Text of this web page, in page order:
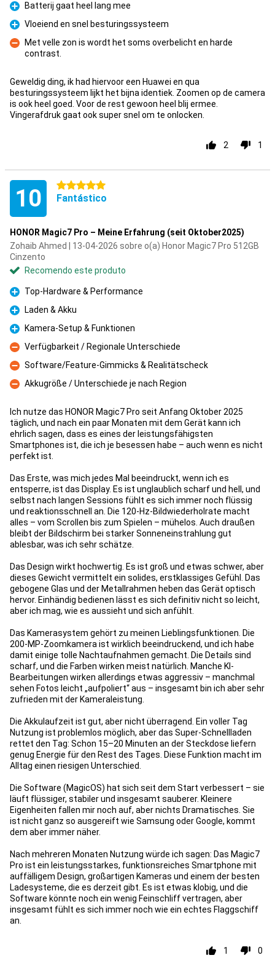
Prós
Batterij gaat heel lang mee
Prós
Vloeiend en snel besturingssysteem
Contras
Met velle zon is wordt het soms overbelicht en harde
contrast.
Geweldig ding, ik had hiervoor een Huawei en qua
besturingssysteem lijkt het bijna identiek. Zoomen op de camera
is ook heel goed. Voor de rest gewoon heel blij ermee.
Vingerafdruk gaat ook super snel om te onlocken.
2 1
10 5 estrelas
Fantástico
HONOR Magic7 Pro – Meine Erfahrung (seit Oktober2025)
Zohaib Ahmed | 13-04-2026 sobre o(a) Honor Magic7 Pro 512GB
Cinzento
Recomendo este produto
Prós
Top-Hardware & Performance
Prós
Laden & Akku
Prós
Kamera-Setup & Funktionen
Contras
Verfügbarkeit / Regionale Unterschiede
Contras
Software/Feature-Gimmicks & Realitätscheck
Contras
Akkugröße / Unterschiede je nach Region
Ich nutze das HONOR Magic7 Pro seit Anfang Oktober 2025
täglich, und nach ein paar Monaten mit dem Gerät kann ich
ehrlich sagen, dass es eines der leistungsfähigsten
Smartphones ist, die ich je besessen habe – auch wenn es nicht
perfekt ist.
Das Erste, was mich jedes Mal beeindruckt, wenn ich es
entsperre, ist das Display. Es ist unglaublich scharf und hell, und
selbst nach langen Sessions fühlt es sich immer noch flüssig
und reaktionsschnell an. Die 120-Hz-Bildwiederholrate macht
alles – vom Scrollen bis zum Spielen – mühelos. Auch draußen
bleibt der Bildschirm bei starker Sonneneinstrahlung gut
ablesbar, was ich sehr schätze.
Das Design wirkt hochwertig. Es ist groß und etwas schwer, aber
dieses Gewicht vermittelt ein solides, erstklassiges Gefühl. Das
gebogene Glas und der Metallrahmen heben das Gerät optisch
hervor. Einhändig bedienen lässt es sich definitiv nicht so leicht,
aber ich mag, wie es aussieht und sich anfühlt.
Das Kamerasystem gehört zu meinen Lieblingsfunktionen. Die
200-MP-Zoomkamera ist wirklich beeindruckend, und ich habe
damit einige tolle Nachtaufnahmen gemacht. Die Details sind
scharf, und die Farben wirken meist natürlich. Manche KI-
Bearbeitungen wirken allerdings etwas aggressiv – manchmal
sehen Fotos leicht „aufpoliert“ aus – insgesamt bin ich aber sehr
zufrieden mit der Kameraleistung.
Die Akkulaufzeit ist gut, aber nicht überragend. Ein voller Tag
Nutzung ist problemlos möglich, aber das Super-Schnellladen
rettet den Tag: Schon 15–20 Minuten an der Steckdose liefern
genug Energie für den Rest des Tages. Diese Funktion macht im
Alltag einen riesigen Unterschied.
Die Software (MagicOS) hat sich seit dem Start verbessert – sie
läuft flüssiger, stabiler und insgesamt sauberer. Kleinere
Eigenheiten fallen mir noch auf, aber nichts Dramatisches. Sie
ist nicht ganz so ausgereift wie Samsung oder Google, kommt
dem aber immer näher.
Nach mehreren Monaten Nutzung würde ich sagen: Das Magic7
Pro ist ein leistungsstarkes, funktionsreiches Smartphone mit
auffälligem Design, großartigen Kameras und einem der besten
Ladesysteme, die es derzeit gibt. Es ist etwas klobig, und die
Software könnte noch ein wenig Feinschliff vertragen, aber
insgesamt fühlt es sich immer noch wie ein echtes Flaggschiff
an.
1 0